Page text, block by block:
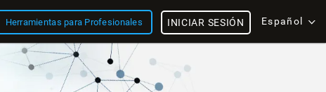
Herramientas para Profesionales Español
INICIAR SESIÓN